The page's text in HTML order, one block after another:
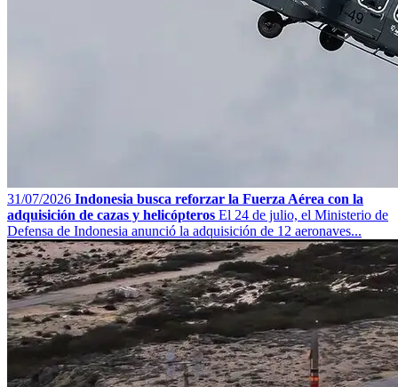
31/07/2026 Indonesia busca reforzar la Fuerza Aérea con la
adquisición de cazas y helicópteros El 24 de julio, el Ministerio de
Defensa de Indonesia anunció la adquisición de 12 aeronaves...